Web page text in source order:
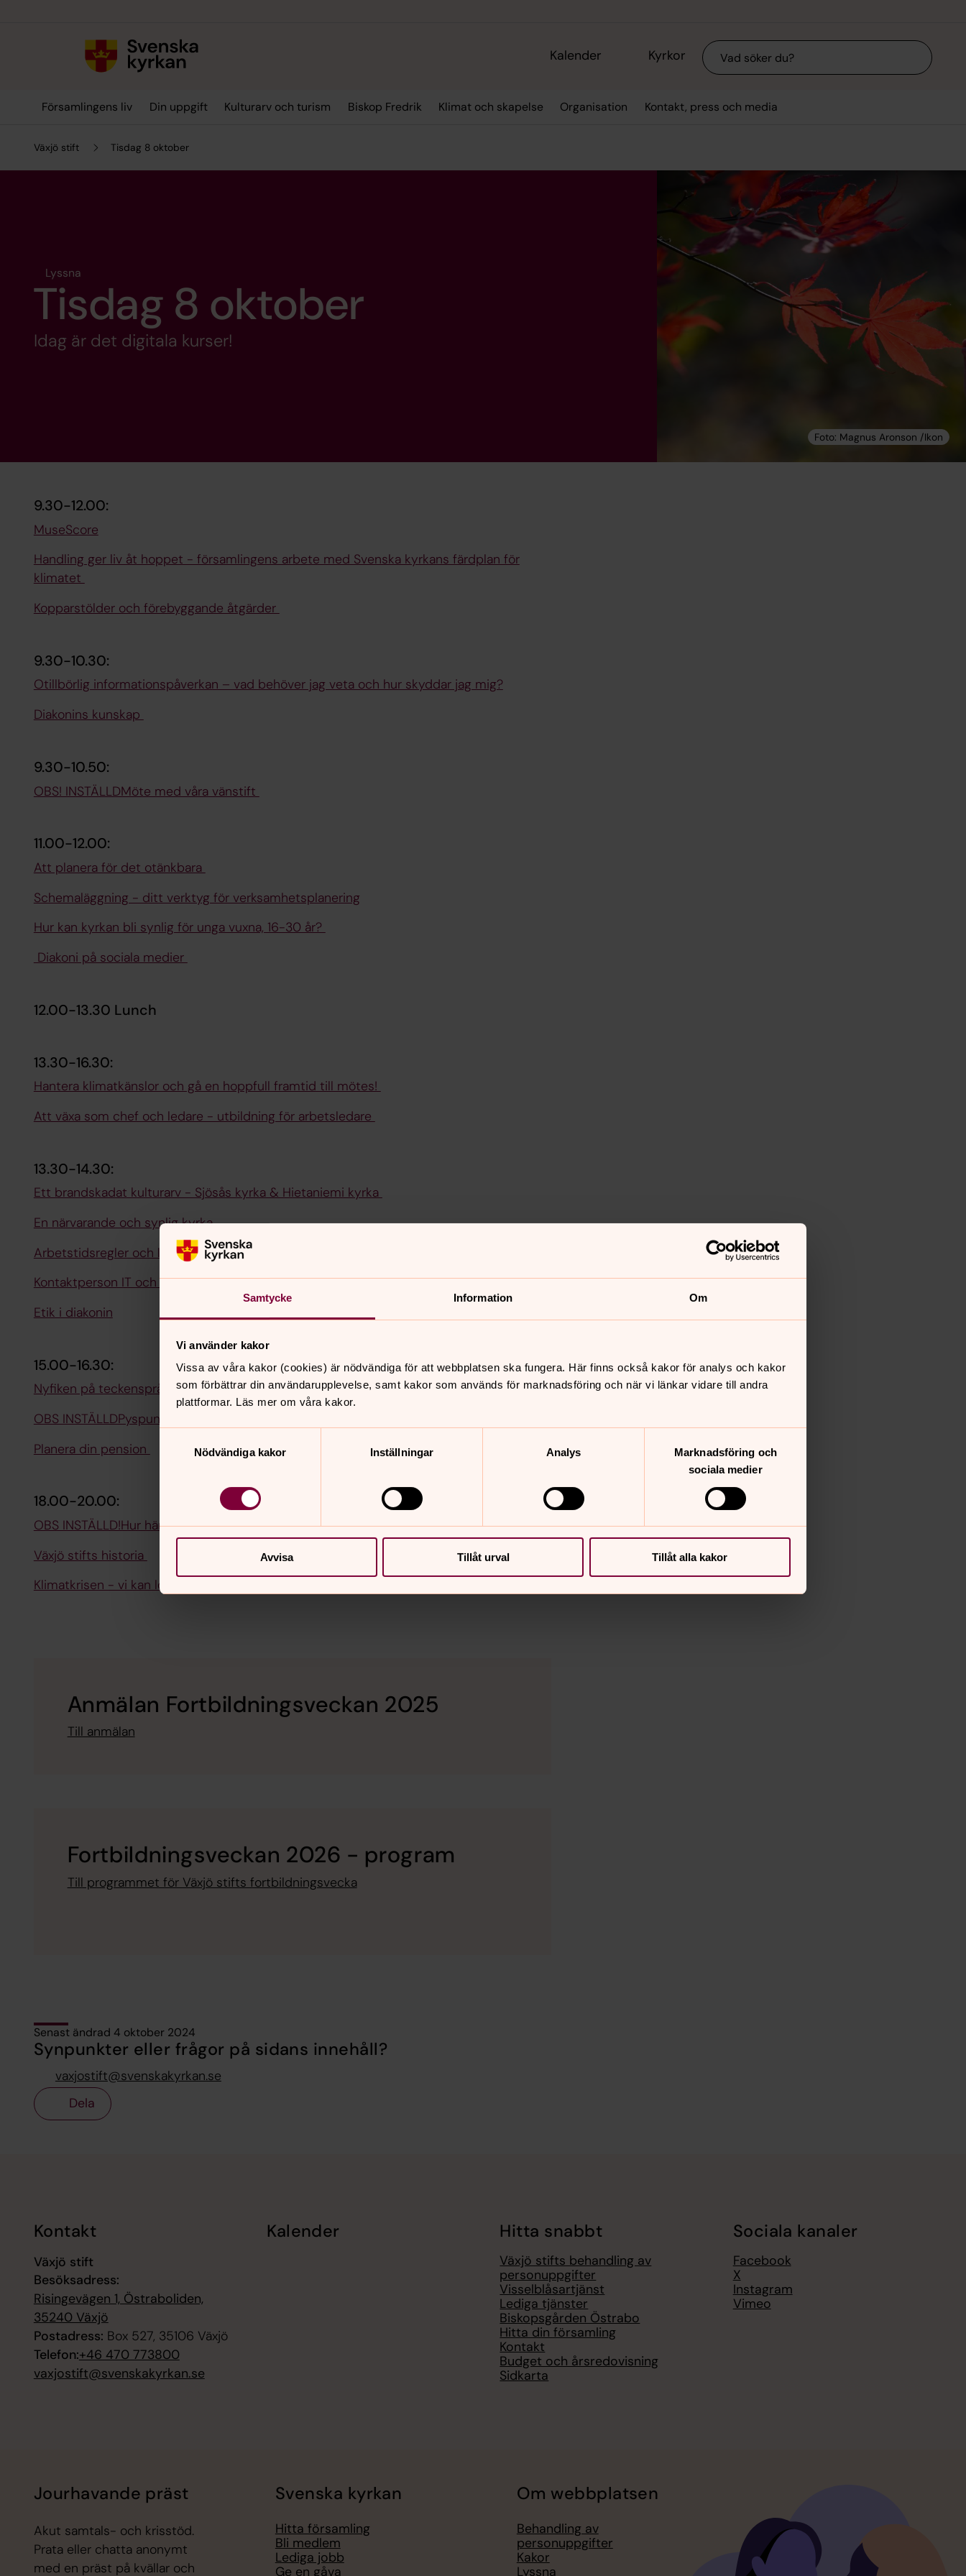
Samtycke Information Om
Vi använder kakor
Vissa av våra kakor (cookies) är nödvändiga för att webbplatsen ska fungera. Här finns också kakor för analys och kakor
som förbättrar din användarupplevelse, samt kakor som används för marknadsföring och när vi länkar vidare till andra
plattformar. Läs mer om våra kakor.
Nödvändiga kakor
Inställningar Analys
Marknadsföring och
sociala medier
Avvisa Tillåt urval Tillåt alla kakor
Kalender Kyrkor Sök
Församlingens liv Din uppgift Kulturarv och turism Biskop Fredrik Klimat och skapelse Organisation Kontakt, press och media
Växjö stift Tisdag 8 oktober
Lyssna
Tisdag 8 oktober
Idag är det digitala kurser!
9.30-12.00:
MuseScore
Handling ger liv åt hoppet - församlingens arbete med Svenska kyrkans färdplan för
klimatet
Kopparstölder och förebyggande åtgärder
9.30-10.30:
Otillbörlig informationspåverkan – vad behöver jag veta och hur skyddar jag mig?
Diakonins kunskap
9.30-10.50:
OBS! INSTÄLLDMöte med våra vänstift
11.00-12.00:
Att planera för det otänkbara
Schemaläggning - ditt verktyg för verksamhetsplanering
Hur kan kyrkan bli synlig för unga vuxna, 16-30 år?
Diakoni på sociala medier
12.00-13.30 Lunch
13.30-16.30:
Hantera klimatkänslor och gå en hoppfull framtid till mötes!
Att växa som chef och ledare - utbildning för arbetsledare
13.30-14.30:
Ett brandskadat kulturarv - Sjösås kyrka & Hietaniemi kyrka
En närvarande och synlig kyrka
Arbetstidsregler och lägerbilagan
Kontaktperson IT och behörighetsadministratör
Etik i diakonin
15.00-16.30:
Nyfiken på teckenspråk?!
OBS INSTÄLLDPyspunka
Planera din pension
18.00-20.00:
OBS INSTÄLLD!Hur hänger Svenska kyrkan ihop?
Växjö stifts historia
Klimatkrisen - vi kan lösa den!
Anmälan Fortbildningsveckan 2025
Till anmälan
Fortbildningsveckan 2026 - program
Till programmet för Växjö stifts fortbildningsvecka
Senast ändrad 4 oktober 2024
Synpunkter eller frågor på sidans innehåll?
vaxjostift@svenskakyrkan.se
Dela
Kontakt
Växjö stift
Besöksadress:
Risingevägen 1, Östraboliden,
35240 Växjö
Postadress: Box 527, 35106 Växjö
Telefon:+46 470 773800
vaxjostift@svenskakyrkan.se
Kalender Hitta snabbt
Växjö stifts behandling av
personuppgifter
Visselblåsartjänst
Lediga tjänster
Biskopsgården Östrabo
Hitta din församling
Kontakt
Budget och årsredovisning
Sidkarta
Sociala kanaler
Facebook
X
Instagram
Vimeo
Jourhavande präst
Akut samtals- och krisstöd.
Prata eller chatta anonymt
med en präst på kvällar och
Svenska kyrkan
Hitta församling
Bli medlem
Lediga jobb
Ge en gåva
Om webbplatsen
Behandling av
personuppgifter
Kakor
Lyssna